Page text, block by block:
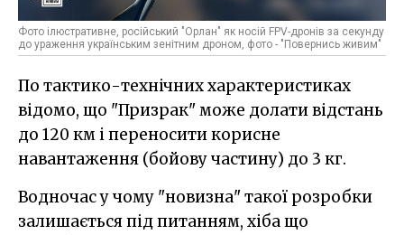
Фото ілюстративне, російський "Орлан" як носій FPV-дронів за секунду
до ураження українським зенітним дроном, фото - "Повернись живим"
По тактико-технічних характеристиках
відомо, що "Призрак" може долати відстань
до 120 км і переносити корисне
навантаження (бойову частину) до 3 кг.
Водночас у чому "новизна" такої розробки
залишається під питанням, хіба що